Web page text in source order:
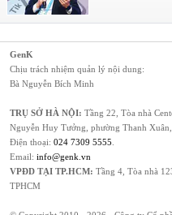
GenK
Chịu trách nhiệm quản lý nội dung:
Bà Nguyễn Bích Minh
TRỤ SỞ HÀ NỘI: Tầng 22, Tòa nhà
Nguyễn Huy Tưởng, phường Thanh
Điện thoại: 024 7309 5555
Email: info@genk.vn
VPĐD TẠI TP.HCM: Tầng 4, Tòa nhà
TPHCM